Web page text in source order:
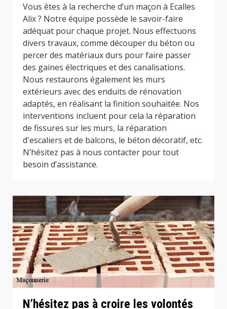
Vous êtes à la recherche d’un maçon à Ecalles
Alix ? Notre équipe possède le savoir-faire
adéquat pour chaque projet. Nous effectuons
divers travaux, comme découper du béton ou
percer des matériaux durs pour faire passer
des gaines électriques et des canalisations.
Nous restaurons également les murs
extérieurs avec des enduits de rénovation
adaptés, en réalisant la finition souhaitée. Nos
interventions incluent pour cela la réparation
de fissures sur les murs, la réparation
d'escaliers et de balcons, le béton décoratif, etc.
N’hésitez pas à nous contacter pour tout
besoin d’assistance.
N’hésitez pas à croire les volontés